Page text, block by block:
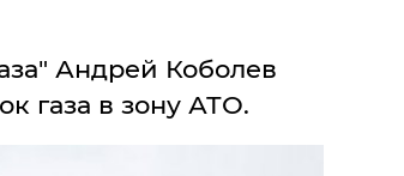
Андрей Коболев
газа в зону АТО.